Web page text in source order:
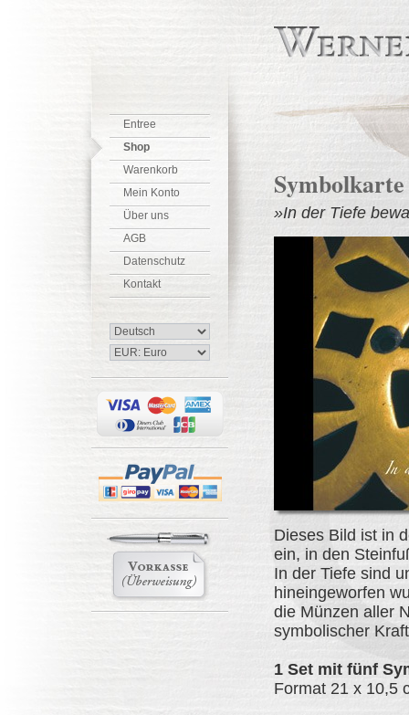
Entree
Shop
Warenkorb
Mein Konto
Über uns
AGB
Datenschutz
Kontakt
»In der Tiefe
Dieses Bild ist in
ein, in den
In der Tiefe sind
hineingeworfen
die Münzen aller
symbolischer
1 Set mit fünf
Format 21 x 10,5